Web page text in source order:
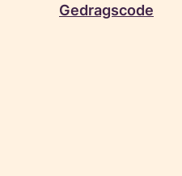
Gedragscode